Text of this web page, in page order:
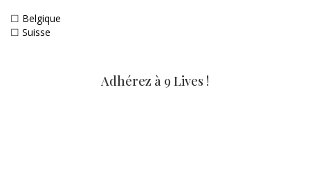
☐ Belgique
☐ Suisse
Adhérez à 9 Lives !